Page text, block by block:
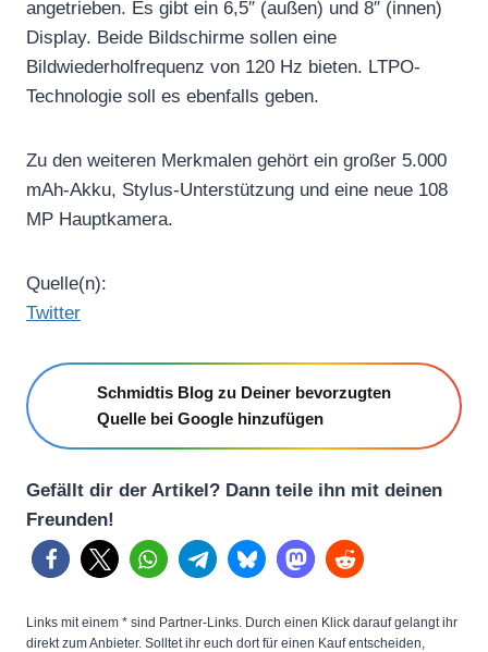
angetrieben. Es gibt ein 6,5″ (außen) und 8″ (innen)
Display. Beide Bildschirme sollen eine
Bildwiederholfrequenz von 120 Hz bieten. LTPO-
Technologie soll es ebenfalls geben.
Zu den weiteren Merkmalen gehört ein großer 5.000
mAh-Akku, Stylus-Unterstützung und eine neue 108
MP Hauptkamera.
Quelle(n):
Twitter
Schmidtis Blog zu Deiner bevorzugten
Quelle bei Google hinzufügen
Gefällt dir der Artikel? Dann teile ihn mit deinen
Freunden!
Links mit einem * sind Partner-Links. Durch einen Klick darauf gelangt ihr
direkt zum Anbieter. Solltet ihr euch dort für einen Kauf entscheiden,